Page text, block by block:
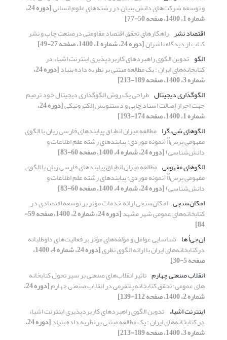
و توسعه شرکت‌های دانش بنیان در رشته‌های علوم انسانی [دوره 24،
شماره 1، 1400، صفحه 50-77]
اقتصاد نشر راهکارهای تحقق اقتصاد مقاومتی درصنعت چاپ و نشر
کتاب از دیدگاه ناشران[دوره 24، شماره 1، 1400، صفحه 27-49]
الگو تدوین الگوی راهبردهای کاربردپذیری اینترنت اشیاء در
کتابخانه‌های ایران : یک مطالعه مبتنی بر نظریه داده بنیاد [دوره 24،
شماره 3، 1400، صفحه 189-213]
الگوگذاری دیجیتال طراحی یک روش الگوگذاری دیجیتال خود ترمیم
جهت احراز اصالت اسناد چاپی و دستنویس الکترونیکی [دوره 24،
شماره 1، 1400، صفحه 174-193]
الگوهای شیءگرا مطالعه میزان انطباق پیایندهای فارسی زبان با الگوی
مفهومی پرس‌اُاُ (نمونه موردی: پیایندهای رشته علم اطلاعات و
دانش‌شناسی)[دوره 24، شماره 4، 1400، صفحه 60-83]
الگوهای مفهومی مطالعه میزان انطباق پیایندهای فارسی زبان با الگوی
مفهومی پرس‌اُاُ (نمونه موردی: پیایندهای رشته علم اطلاعات و
دانش‌شناسی)[دوره 24، شماره 4، 1400، صفحه 60-83]
امکان‌سنجی امکان‌سنجی ارائه خدمات مؤثر بر توسعه اقتصادی در
کتابخانه‌های عمومی شهر مشهد [دوره 24، شماره 2، 1400، صفحه 59-
84]
اِن‌جی‌اُ ها شناسایی عوامل و مؤلفه‌های مؤثر بر فعالیت‌های داوطلبانه
درکتابخانه‌های ایران با ارائه الگوی نظری [دوره 24، شماره 4، 1400،
صفحه 5-30]
انقلاب صنعتی چهارم تاثیر انقلاب‌های صنعتی بر سیر تحول کتابخانه
های عمومی: تحقق کتابخانه پلتفرمی در انقلاب صنعتی چهارم [دوره 24،
شماره 2، 1400، صفحه 112-139]
اینترنت اشیاء تدوین الگوی راهبردهای کاربردپذیری اینترنت اشیاء
در کتابخانه‌های ایران : یک مطالعه مبتنی بر نظریه داده بنیاد [دوره 24،
شماره 3، 1400، صفحه 189-213]